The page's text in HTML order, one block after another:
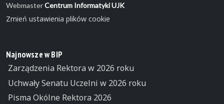
WebmasterCentrum Informatyki UJK
Zmień ustawienia plików cookie
Najnowsze w BIP
Zarządzenia Rektora w 2026 roku
Uchwały Senatu Uczelni w 2026 roku
Pisma Okólne Rektora 2026